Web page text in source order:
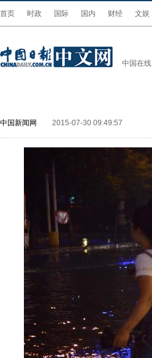
首页 时政 国际 国内 财经 文娱
中国在线
中国新闻网 2015-07-30 09:49:57